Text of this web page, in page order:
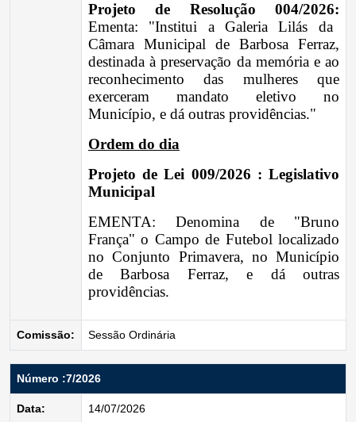
Projeto de Resolução 004/2026:
Ementa: "Institui a Galeria Lilás da
Câmara Municipal de Barbosa Ferraz,
destinada à preservação da memória e ao
reconhecimento das mulheres que
exerceram mandato eletivo no
Município, e dá outras providências."
Ordem do dia
Projeto de Lei 009/2026 : Legislativo
Municipal
EMENTA: Denomina de "Bruno
França" o Campo de Futebol localizado
no Conjunto Primavera, no Município
de Barbosa Ferraz, e dá outras
providências.
Comissão: Sessão Ordinária
Número :7/2026
Data: 14/07/2026